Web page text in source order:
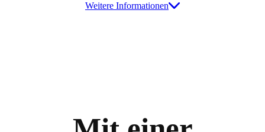
Weitere Informationen